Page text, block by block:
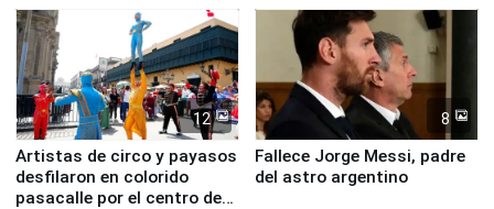
12
Artistas de circo y payasos
desfilaron en colorido
pasacalle por el centro de
8
Fallece Jorge Messi, padre
del astro argentino